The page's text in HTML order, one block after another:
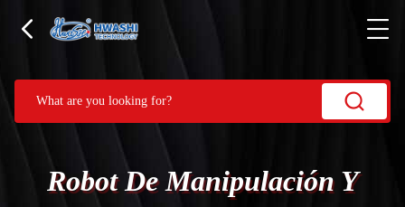
Robot De Manipulación Y